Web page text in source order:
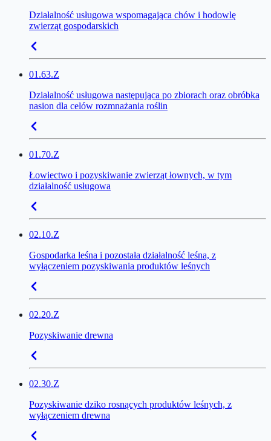
Działalność usługowa wspomagająca chów i hodowlę
zwierząt gospodarskich
01.63.Z
Działalność usługowa następująca po zbiorach oraz obróbka
nasion dla celów rozmnażania roślin
01.70.Z
Łowiectwo i pozyskiwanie zwierząt łownych, w tym
działalność usługowa
02.10.Z
Gospodarka leśna i pozostała działalność leśna, z
wyłączeniem pozyskiwania produktów leśnych
02.20.Z
Pozyskiwanie drewna
02.30.Z
Pozyskiwanie dziko rosnących produktów leśnych, z
wyłączeniem drewna